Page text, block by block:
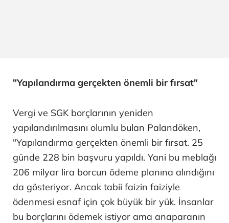
"Yapılandırma gerçekten önemli bir fırsat"
Vergi ve SGK borçlarının yeniden
yapılandırılmasını olumlu bulan Palandöken,
"Yapılandırma gerçekten önemli bir fırsat. 25
günde 228 bin başvuru yapıldı. Yani bu meblağı
206 milyar lira borcun ödeme planına alındığını
da gösteriyor. Ancak tabii faizin faiziyle
ödenmesi esnaf için çok büyük bir yük. İnsanlar
bu borçlarını ödemek istiyor ama anaparanın